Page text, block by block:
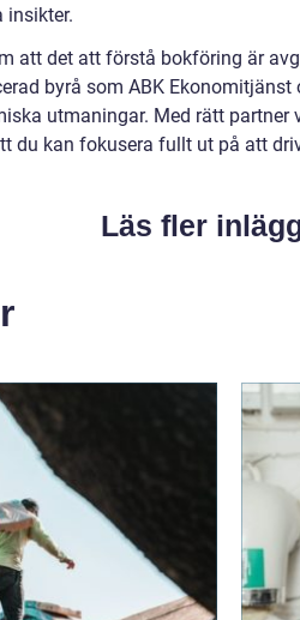
insikter.
att det att förstå bokföring är
byrå som ABK
utmaningar. Med rätt
du kan fokusera fullt ut på att
Läs fler